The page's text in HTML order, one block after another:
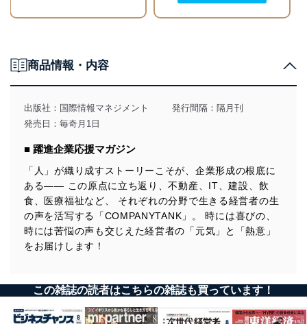
商品情報・内容
出版社： 国際情報マネジメント
発行間隔：隔月刊
発売日：毎奇月1日
■ 躍進企業応援マガジン
「人」が織り成すストーリーこそが、企業形成の根底に
ある―― この原点に立ち返り、不動産、IT、建設、飲
食、医療福祉など、 それぞれの分野で生きる経営者の生
の声を活写する「COMPANYTANK」。 時には喜びの、
時には苦悩の声も交じえた経営者の「元気」と「熱意」
をお届けします！
この雑誌の読者はこちらの雑誌も買っています！